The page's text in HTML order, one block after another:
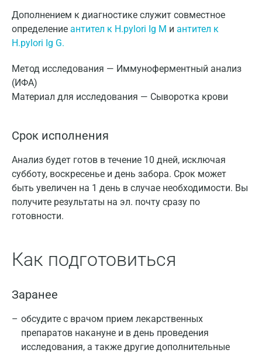
Дополнением к диагностике служит совместное
определение антител к H.pylori Ig M и антител к
H.pylori Ig G.
Метод исследования — Иммуноферментный анализ
(ИФА)
Материал для исследования — Сыворотка крови
Срок исполнения
Анализ будет готов в течение 10 дней, исключая
субботу, воскресенье и день забора. Срок может
быть увеличен на 1 день в случае необходимости. Вы
получите результаты на эл. почту сразу по
готовности.
Как подготовиться
Заранее
обсудите с врачом прием лекарственных
препаратов накануне и в день проведения
исследования, а также другие дополнительные